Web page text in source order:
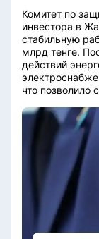
Комитет по
инвестора в
стабильную
млрд тенге.
действий
что позволило